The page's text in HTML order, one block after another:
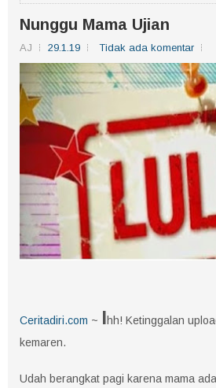
Nunggu Mama Ujian
AJ 29.1.19 Tidak ada komentar
Ceritadiri.com ~ Ihh! Ketinggalan
kemaren.
Udah berangkat pagi karena mama